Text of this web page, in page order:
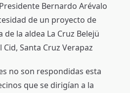
Bernardo Arévalo
de un proyecto de
la aldea La Cruz Belejü
Santa Cruz Verapaz
no son respondidas esta
que se dirigían a la